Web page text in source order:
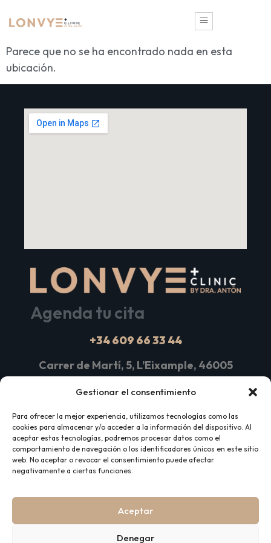
Gestionar el consentimiento
Para ofrecer la mejor experiencia, utilizamos tecnologías como las
cookies para almacenar y/o acceder a la información del dispositivo. Al
aceptar estas tecnologías, podremos procesar datos como el
comportamiento de navegación o los identificadores únicos en este sitio
web. No aceptar o revocar el consentimiento puede afectar
negativamente a ciertas funciones.
Aceptar
Denegar
Parece que no se ha encontrado nada en esta
ubicación.
Agenda tu cita
+34 609 66 33 44
Carrer de Martí, 5, L’Eixample, 46005
Medicina Facial
Medicina Corporal
Medicina Capilar
Salud Intima Femenina
Medicina de Longevidad e Integrativa